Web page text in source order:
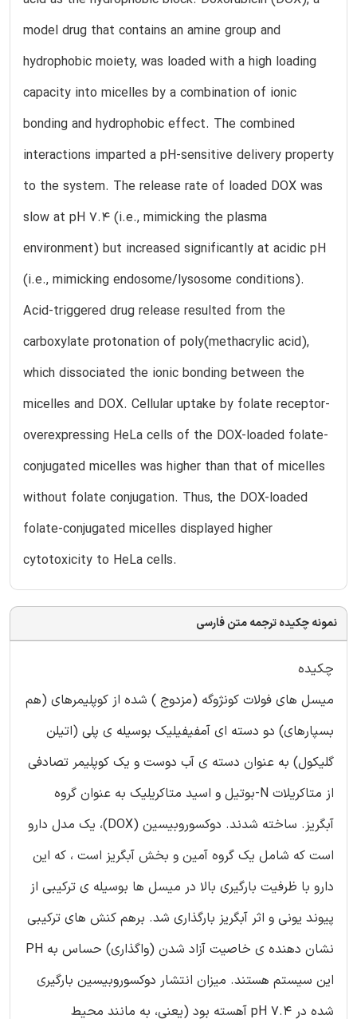
model drug that contains an amine group and
hydrophobic moiety, was loaded with a high loading
capacity into micelles by a combination of ionic
bonding and hydrophobic effect. The combined
interactions imparted a pH-sensitive delivery property
to the system. The release rate of loaded DOX was
slow at pH 7.4 (i.e., mimicking the plasma
environment) but increased significantly at acidic pH
(i.e., mimicking endosome/lysosome conditions).
Acid-triggered drug release resulted from the
carboxylate protonation of poly(methacrylic acid),
which dissociated the ionic bonding between the
micelles and DOX. Cellular uptake by folate receptor-
overexpressing HeLa cells of the DOX-loaded folate-
conjugated micelles was higher than that of micelles
without folate conjugation. Thus, the DOX-loaded
folate-conjugated micelles displayed higher
cytotoxicity to HeLa cells.
نمونه چکیده ترجمه متن فارسی
چکیده
میسل های فولات کونژوگه (مزدوج ) شده از کوپلیمرهای (هم
بسپارهای) دو دسته ای آمفیفیلیک بوسیله ی پلی (اتیلن
گلیکول) به عنوان دسته ی آب دوست و یک کوپلیمر تصادفی
از متاکریلات N-بوتیل و اسید متاکریلیک به عنوان گروه
آبگریز. ساخته شدند. دوکسوروبیسین (DOX)، یک مدل دارو
است که شامل یک گروه آمین و بخش آبگریز است ، که این
دارو با ظرفیت بارگیری بالا در میسل ها بوسیله ی ترکیبی از
پیوند یونی و اثر آبگریز بارگذاری شد. برهم کنش های ترکیبی
نشان دهنده ی خاصیت آزاد شدن (واگذاری) حساس به PH
این سیستم هستند. میزان انتشار دوکسوروبیسین بارگیری
شده در pH 7.4 آهسته بود (یعنی، به مانند محیط